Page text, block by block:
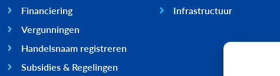
Financiering
Vergunningen
Handelsnaam registreren
Subsidies & Regelingen
Infrastructuur